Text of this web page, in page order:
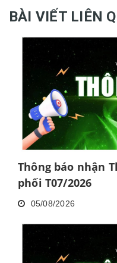
BÀI VIẾT LIÊN
Thông báo nhận
phối T07/2026
05/08/2026